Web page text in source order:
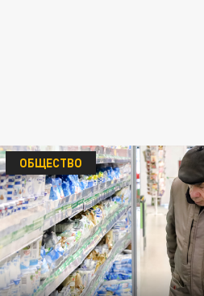
ОБЩЕСТВО